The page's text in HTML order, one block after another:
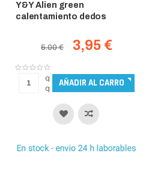
Y&Y Alien green
calentamiento dedos
5.00 € 3,95 €